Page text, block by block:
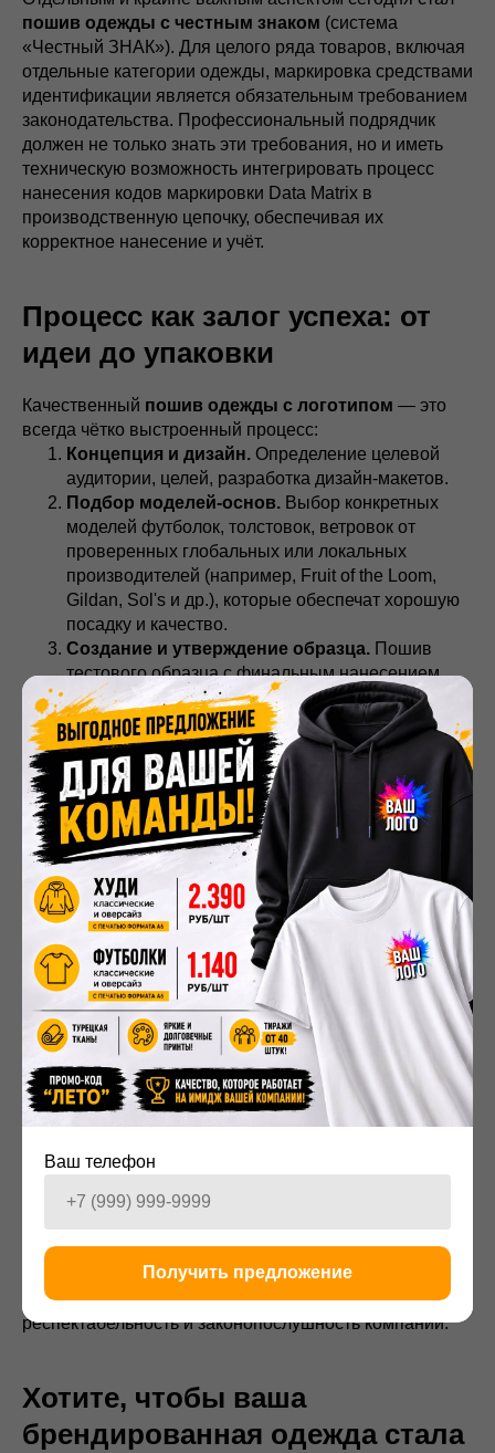
Ваш телефон
Получить предложение
пошив одежды с честным знаком (система
«Честный ЗНАК»). Для целого ряда товаров, включая
отдельные категории одежды, маркировка средствами
идентификации является обязательным требованием
законодательства. Профессиональный подрядчик
должен не только знать эти требования, но и иметь
техническую возможность интегрировать процесс
нанесения кодов маркировки Data Matrix в
производственную цепочку, обеспечивая их
корректное нанесение и учёт.
Процесс как залог успеха: от
идеи до упаковки
Качественный пошив одежды с логотипом — это
всегда чётко выстроенный процесс:
Концепция и дизайн. Определение целевой
аудитории, целей, разработка дизайн-макетов.
Подбор моделей-основ. Выбор конкретных
моделей футболок, толстовок, ветровок от
проверенных глобальных или локальных
производителей (например, Fruit of the Loom,
Gildan, Sol's и др.), которые обеспечат хорошую
посадку и качество.
Создание и утверждение образца. Пошив
тестового образца с финальным нанесением
для проверки цветопередачи, расположения и
качества.
Производство тиража и нанесение.Массовый
пошив (или закупка бланков) и
профессиональное нанесение брендинга
выбранным способом.
Нанесение обязательной маркировки.
Включая
пошив одежды с честным знаком
если того требует закон.
Контроль качества, упаковка и логистика.
Заключение: инвестиция в
узнаваемость и лояльность
Таким образом, профессиональный пошив одежды с
логотипом на заказ— это не статья расходов, а
стратегическая инвестиция. Это вклад в визуальную
идентичность компании, в корпоративную культуру и в
эмоциональную связь с аудиторией. Правильно
созданная брендированная одежда работает на вас
круглосуточно, превращая сотрудников и клиентов в
живых, ходячих амбассадоров вашего бренда. А
внимание к таким деталям, как обязательный
одежды c маркировкой, демонстрирует
респектабельность и законопослушность компании.
Хотите, чтобы ваша
брендированная одежда стала